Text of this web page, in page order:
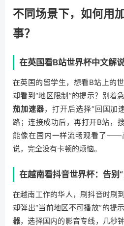
不同场景下，如何用
事？
在英国看B站世界杯中文解
在英国的留学生，想看B站上的
却看到“地区限制”的提示？别着
茄加速器，打开后选择“回国加
路；连接成功后，再打开B站，
能像在国内一样流畅观看了——
说，完全没有卡顿的烦恼。
在越南看抖音世界杯：告别
在越南工作的华人，刷抖音时刷
却弹出“当前地区不可播放”的提
器，选择国内的影音专线，几秒